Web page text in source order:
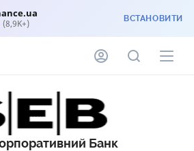
(8,9K+) ВСТАНОВИТИ
Банк